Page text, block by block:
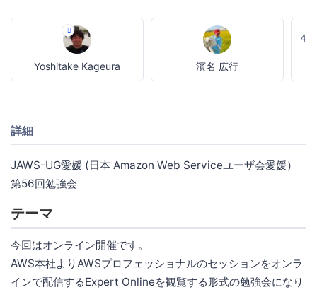
Yoshitake Kageura 濱名 広行
4
詳細
JAWS-UG愛媛 (日本 Amazon Web Serviceユーザ会愛媛）
第56回勉強会
テーマ
今回はオンライン開催です。
AWS本社よりAWSプロフェッショナルのセッションをオンラ
インで配信するExpert Onlineを観覧する形式の勉強会になり